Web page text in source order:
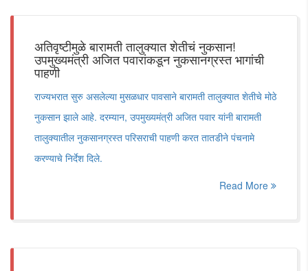
अतिवृष्टीमुळे बारामती तालुक्यात शेतीचं नुकसान!
उपमुख्यमंत्री अजित पवारांकडून नुकसानग्रस्त भागांची
पाहणी
राज्यभरात सुरु असलेल्या मुसळधार पावसाने बारामती तालुक्यात शेतीचे मोठे
नुकसान झाले आहे. दरम्यान, उपमुख्यमंत्री अजित पवार यांनी बारामती
तालुक्यातील नुकसानग्रस्त परिसराची पाहणी करत तातडीने पंचनामे
करण्याचे निर्देश दिले.
Read More